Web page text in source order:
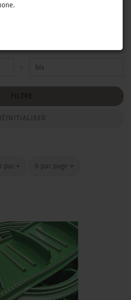
-
FILTRE
par
par 8 par page
par page